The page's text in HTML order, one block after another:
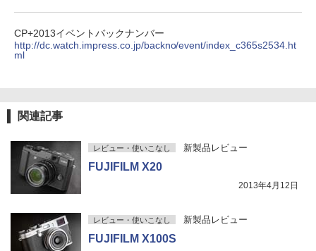
CP+2013イベントバックナンバー
http://dc.watch.impress.co.jp/backno/event/index_c365s2534.ht
ml
関連記事
レビュー・使いこなし 新製品レビュー
FUJIFILM X20
2013年4月12日
レビュー・使いこなし 新製品レビュー
FUJIFILM X100S